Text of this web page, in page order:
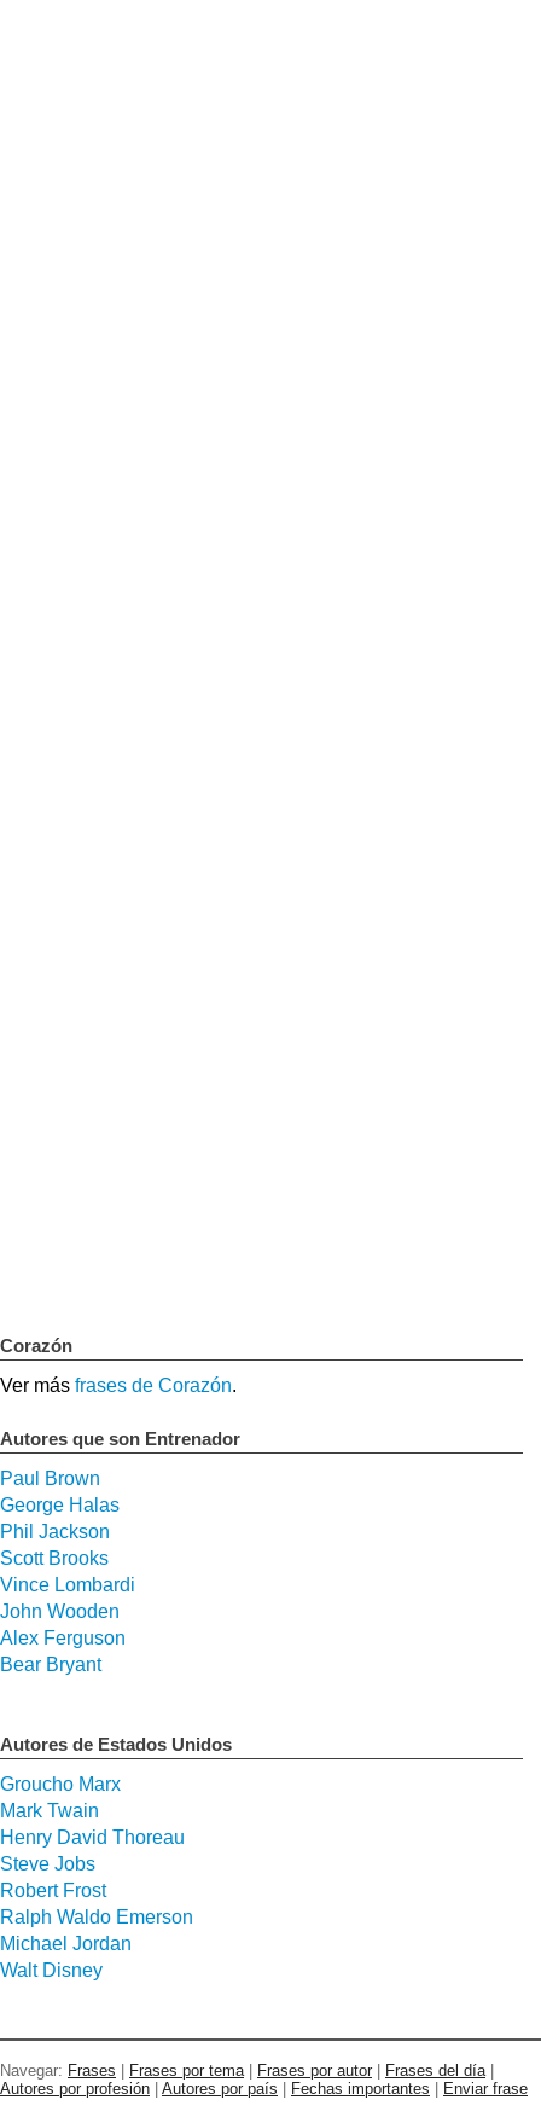
Corazón
Ver más frases de Corazón.
Autores que son Entrenador
Paul Brown
George Halas
Phil Jackson
Scott Brooks
Vince Lombardi
John Wooden
Alex Ferguson
Bear Bryant
Autores de Estados Unidos
Groucho Marx
Mark Twain
Henry David Thoreau
Steve Jobs
Robert Frost
Ralph Waldo Emerson
Michael Jordan
Walt Disney
Navegar: Frases Frases por tema| Frases por autor Frases del día|
Autores por profesión
Autores por país Fechas importantes Enviar frase